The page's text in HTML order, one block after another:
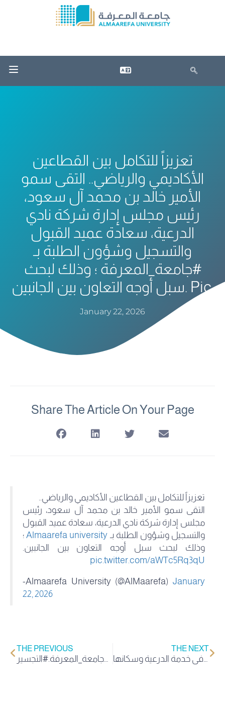
تعزيزاً للتكامل بين القطاعين
الأكاديمي والرياضي.. التقى سمو
الأمير خالد بن محمد آل سعود،
رئيس مجلس إدارة شركة نادي
الدرعية، سعادة عميد القبول
والتسجيل وشؤون الطلبة بـ
#جامعة_المعرفة ؛ وذلك لبحث
سبل أوجه التعاون بين الجانبين. Pic.
January 22, 2026
Share The Article On Your Page
تعزيزاً للتكامل بين القطاعين الأكاديمي والرياضي..
التقى سمو الأمير خالد بن محمد آل سعود، رئيس
مجلس إدارة شركة نادي الدرعية، سعادة عميد القبول
والتسجيل وشؤون الطلبة بـ Almaarefa university؛
وذلك لبحث سبل أوجه التعاون بين الجانبين.
pic.twitter.com/aWTc5Rq3qU
-Almaarefa University (@AlMaarefa) January
22, 2026
THE PREVIOUS
أكمل رحلتك الأكاديمية من حيث توقفت، عبر مسار الترقية الأكاديمية لحملة البكالوريوس و الدبلومات الصحية في #جامعة_المعرفة.#التجسير pic.
THE NEXT
تثمن #جامعة_المعرفة توجيه سمو #محافظ_الدرعية الأمير #فهد_بن_سعد بضم رئيس الجامعة سعادة أ.د. عبدالرحمن بن عبدالله الصغير، لعضوية اللجنة الرئيسية لبرنامج #مدينة_الدرعية_الصحية؛ تعزيزًا للعمل المشترك وتكاملًا للجهود في خدمة الدرعية وسكانها. pic.